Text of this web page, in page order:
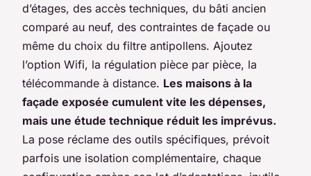
d’étages, des accès techniques, du bâti ancien
comparé au neuf, des contraintes de façade ou
même du choix du filtre antipollens. Ajoutez
l’option Wifi, la régulation pièce par pièce, la
télécommande à distance. Les maisons à la
façade exposée cumulent vite les dépenses,
mais une étude technique réduit les imprévus.
La pose réclame des outils spécifiques, prévoit
parfois une isolation complémentaire, chaque